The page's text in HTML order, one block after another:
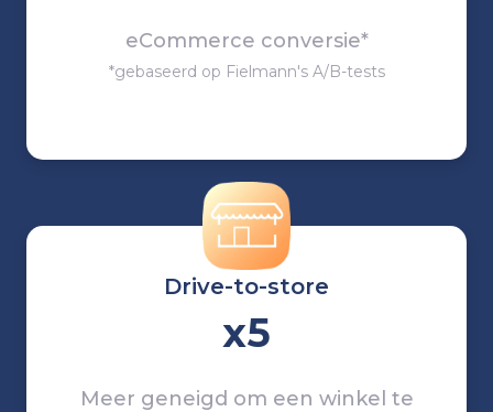
eCommerce conversie*
*gebaseerd op Fielmann's A/B-tests
Drive-to-store
x5
Meer geneigd om een winkel te